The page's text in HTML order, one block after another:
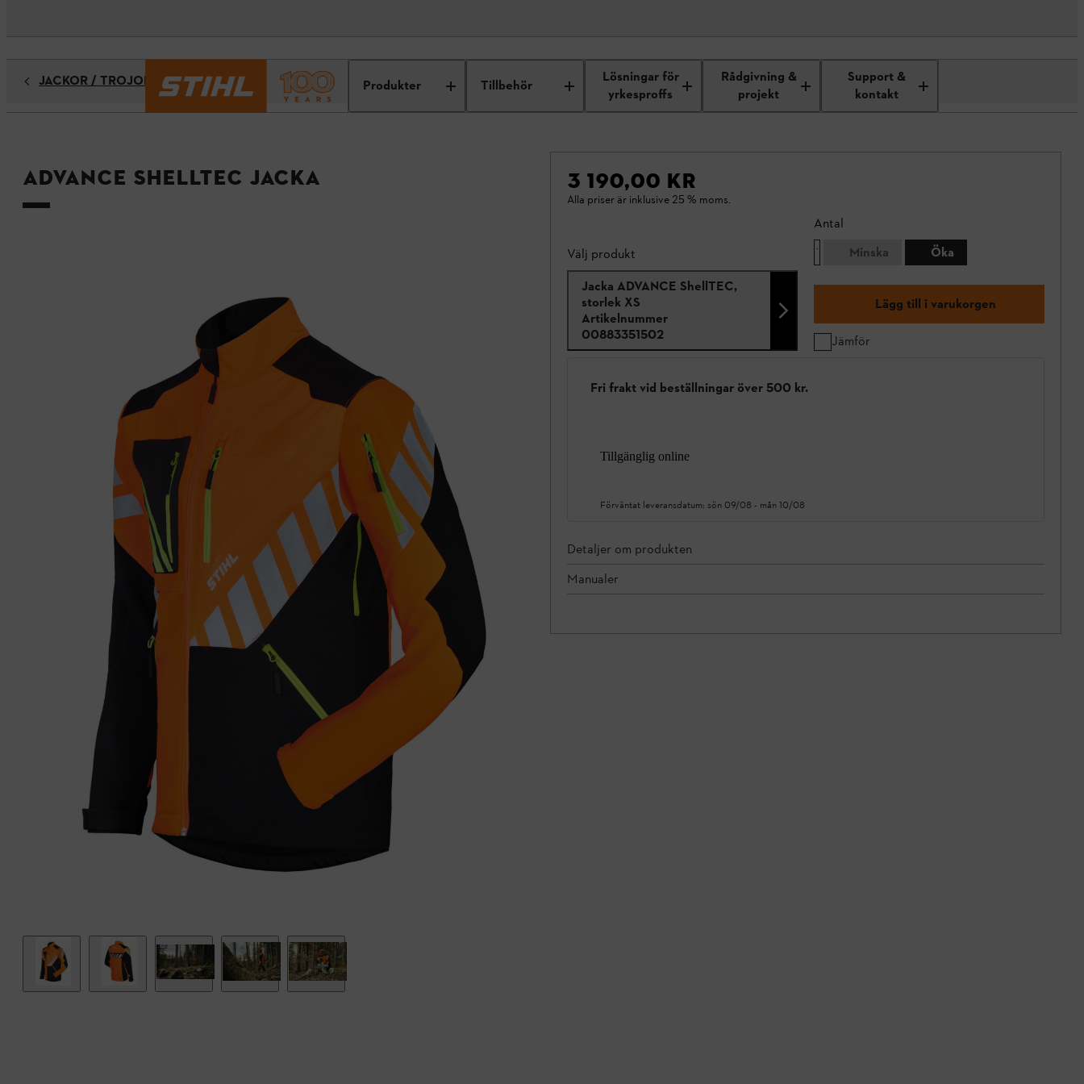
Produkter Tillbehör
Lösningar för
yrkesproffs
Rådgivning &
projekt
Support &
kontakt
JACKOR / TRÖJOR
ADVANCE ShellTEC jacka 3 190,00 KR
Alla priser är inklusive 25 % moms.
Välj produkt
Jacka ADVANCE ShellTEC,
storlek XS
Artikelnummer
00883351502
Antal
Minska
Öka
Lägg till i varukorgen
Jämför
Fri frakt vid beställningar över 500 kr.
Tillgänglig online
Förväntat leveransdatum: sön 09/08 - mån 10/08
Detaljer om produkten
Manualer